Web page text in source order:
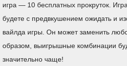
игра — 10 бесплатных прокруток.
будете с предвкушением ожидать и
вайлда игры. Он может заменить
образом, выигрышные комбинации
значительно чаще!